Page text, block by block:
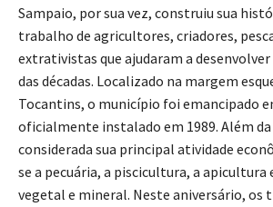
Sampaio, por sua vez, construiu sua
trabalho de agricultores, criadores,
extrativistas que ajudaram a
das décadas. Localizado na margem
Tocantins, o município foi emancipado
oficialmente instalado em 1989. Além
considerada sua principal atividade
se a pecuária, a piscicultura, a apicultura
vegetal e mineral. Neste aniversário, os